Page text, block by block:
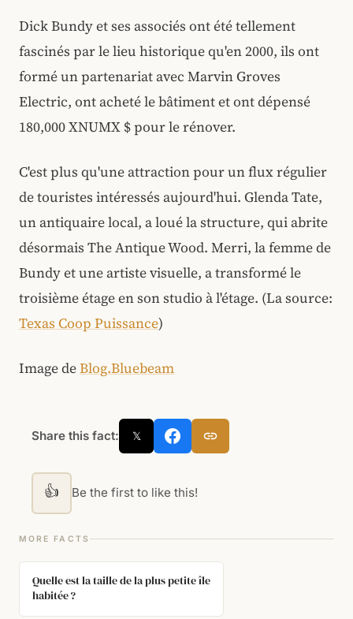
Dick Bundy et ses associés ont été tellement
fascinés par le lieu historique qu'en 2000, ils ont
formé un partenariat avec Marvin Groves
Electric, ont acheté le bâtiment et ont dépensé
180,000 XNUMX $ pour le rénover.
C'est plus qu'une attraction pour un flux régulier
de touristes intéressés aujourd'hui. Glenda Tate,
un antiquaire local, a loué la structure, qui abrite
désormais The Antique Wood. Merri, la femme de
Bundy et une artiste visuelle, a transformé le
troisième étage en son studio à l'étage. (La source:
Texas Coop Puissance)
Image deBlog.Bluebeam
Share this fact: 𝕏
👍 Be the first to like this!
MORE FACTS
Quelle est la taille de la plus petite île
habitée ?